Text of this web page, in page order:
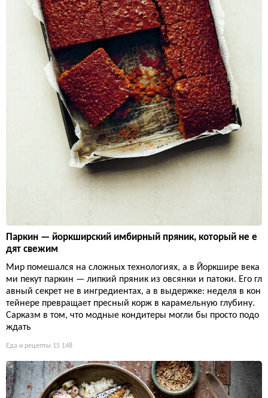
Паркин — йоркширский имбирный пряник, который не е
дят свежим
Мир помешался на сложных технологиях, а в Йоркшире века
ми пекут паркин — липкий пряник из овсянки и патоки. Его гл
авный секрет не в ингредиентах, а в выдержке: неделя в кон
тейнере превращает пресный корж в карамельную глубину.
Сарказм в том, что модные кондитеры могли бы просто подо
ждать
Еда и рецепты 15 148